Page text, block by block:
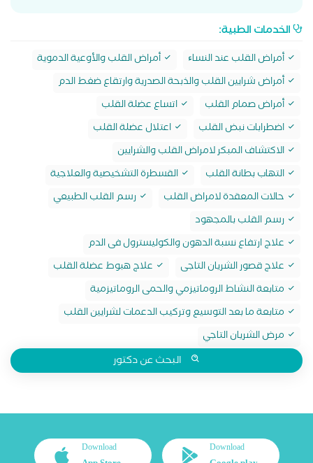
الخدمات الطبية:
أمراض القلب عند النساﺀ
أمراض القلب والأوعية الدموية
أمراض شرايين القلب والذبحة الصدرية وارتقاع ضغط الدم
أمراض صمام القلب
اتساع عضلة القلب
اضطرابات نبض القلب
اعتلال عضلة القلب
الاكتشاف المبكر لامراض القلب والشرايين
التهاب بطانة القلب
القسطرة التشخيصية والعلاجية
حالات المعقدة لامراض القلب
رسم القلب الطبيعي
رسم القلب بالمجهود
علاج ارتفاع نسبة الدهون والكوليسترول فى الدم
علاج قصور الشريان التاجى
علاج هبوط عضلة القلب
متابعة النشاط الروماتيزمي والحمى الروماتيزمية
متابعة ما بعد التوسيع وتركيب الدعمات لشرايين القلب
مرض الشريان التاجي
البحث عن دكتور
Download
Download